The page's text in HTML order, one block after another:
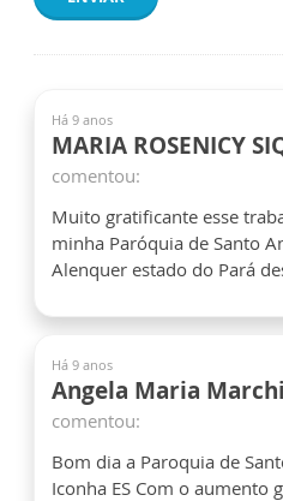
Há 9 anos
MARIA ROSENICY
comentou:
Muito gratificante esse
minha Paróquia de Santo
Alenquer estado do Pará
Há 9 anos
Angela Maria
comentou:
Bom dia a Paroquia de
Iconha ES Com o aumento